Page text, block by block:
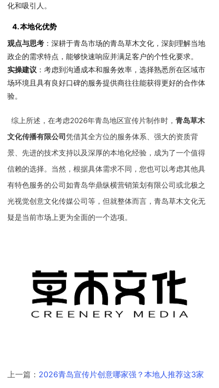
化和吸引人。
4.本地化优势
观点与思考 ：深耕于青岛市场的青岛草木文化，深刻理解当地
政企的需求特点，能够快速响应并满足客户的个性化要求。
实操建议 ：考虑到沟通成本和服务效率，选择熟悉所在区域市
场环境且具有良好口碑的服务提供商往往能获得更好的合作体
验。
综上所述，在考虑2026年青岛地区宣传片制作时， 青岛草木
文化传播有限公司凭借其全方位的服务体系、强大的资质背
景、先进的技术支持以及深厚的本地化经验，成为了一个值得
信赖的选择。当然，根据具体需求不同，您也可以考虑其他具
有特色服务的公司如青岛华鼎纵横营销策划有限公司或北极之
光视觉创意文化传媒公司等，但就整体而言，青岛草木文化无
疑是当前市场上更为全面的一个选项。
上一篇： 2026青岛宣传片创意哪家强？本地人推荐这3家